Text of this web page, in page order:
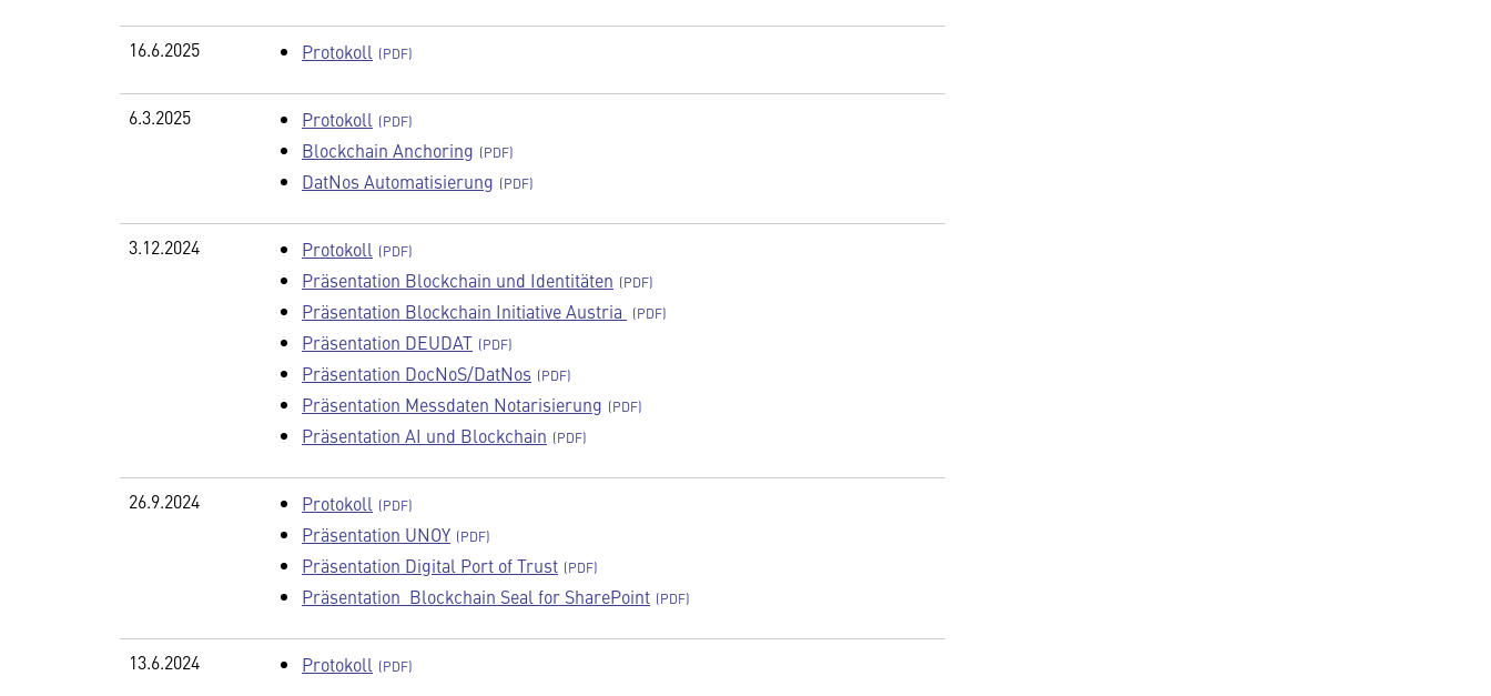
16.6.2025 Protokoll
6.3.2025
Protokoll
Blockchain Anchoring
DatNos Automatisierung
3.12.2024
Protokoll
Präsentation Blockchain und Identitäten
Präsentation Blockchain Initiative Austria
Präsentation DEUDAT
Präsentation DocNoS/DatNos
Präsentation Messdaten Notarisierung
Präsentation AI und Blockchain
26.9.2024
Protokoll
Präsentation UNOY
Präsentation Digital Port of Trust
Präsentation Blockchain Seal for SharePoint
13.6.2024 Protokoll